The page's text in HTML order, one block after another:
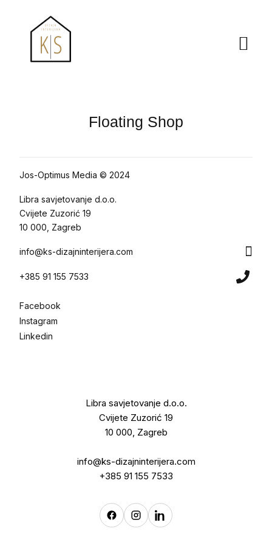
Floating Shop
Jos-Optimus Media © 2024
Libra savjetovanje d.o.o.
Cvijete Zuzorić 19
10 000, Zagreb
info@ks-dizajninterijera.com
+385 91 155 7533
Facebook
Instagram
Linkedin
Libra savjetovanje d.o.o.
Cvijete Zuzorić 19
10 000, Zagreb
info@ks-dizajninterijera.com
+385 91 155 7533